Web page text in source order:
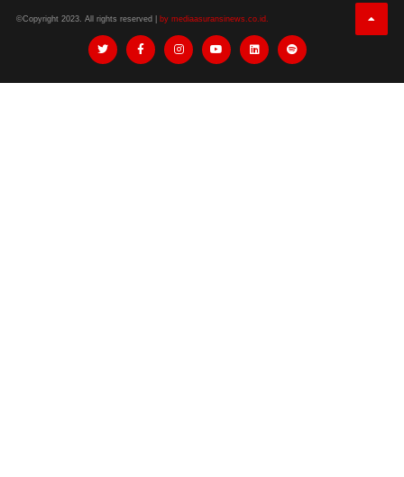
©Copyright 2023. All rights reserved | by mediaasuransinews.co.id.